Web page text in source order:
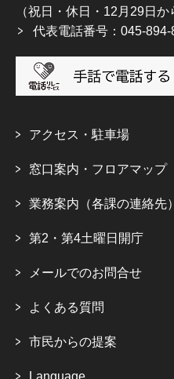
（祝日・休日・12月29日か
代表電話番号：045-894-
アクセス・駐車場
窓口案内・フロアマップ
業務案内（各課の連絡先）
第2・第4土曜日開庁
メールでのお問合せ
よくある質問
市民からの提案
Language